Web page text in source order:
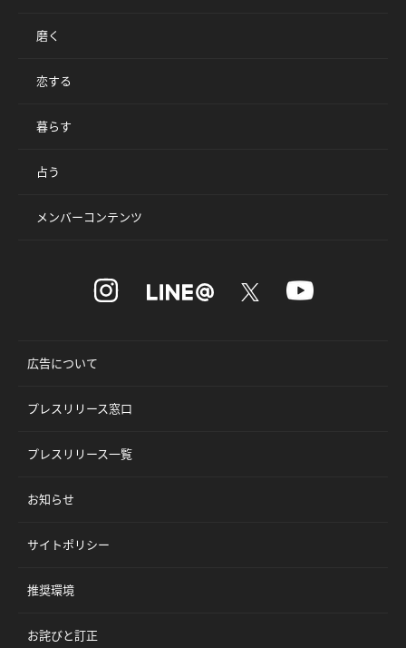
磨く
恋する
暮らす
占う
メンバーコンテンツ
広告について
プレスリリース窓口
プレスリリース一覧
お知らせ
サイトポリシー
推奨環境
お詫びと訂正